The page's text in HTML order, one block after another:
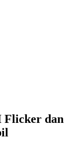
Flicker dan